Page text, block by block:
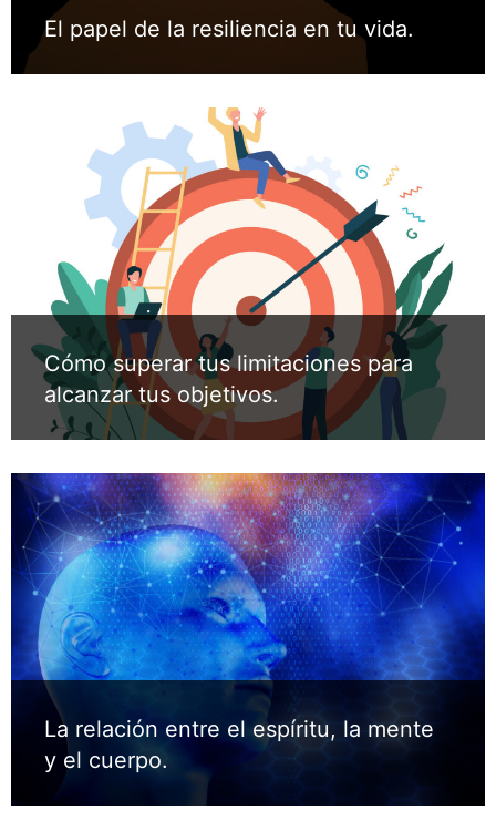
El papel de la resiliencia en tu vida.
Cómo superar tus limitaciones para
alcanzar tus objetivos.
La relación entre el espíritu, la mente
y el cuerpo.